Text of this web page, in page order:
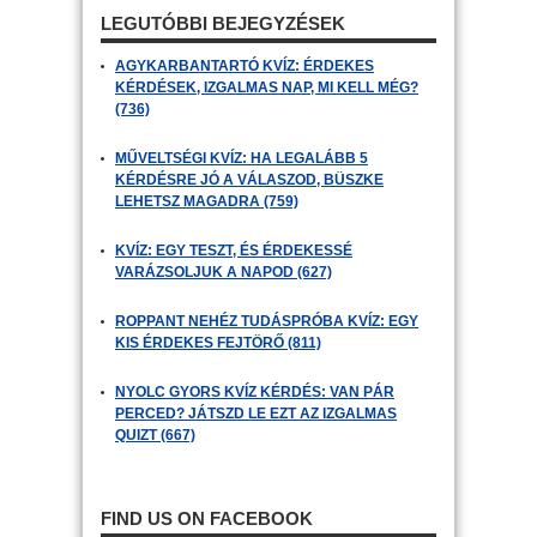
LEGUTÓBBI BEJEGYZÉSEK
AGYKARBANTARTÓ KVÍZ: ÉRDEKES
KÉRDÉSEK, IZGALMAS NAP, MI KELL MÉG?
(736)
MŰVELTSÉGI KVÍZ: HA LEGALÁBB 5
KÉRDÉSRE JÓ A VÁLASZOD, BÜSZKE
LEHETSZ MAGADRA (759)
KVÍZ: EGY TESZT, ÉS ÉRDEKESSÉ
VARÁZSOLJUK A NAPOD (627)
ROPPANT NEHÉZ TUDÁSPRÓBA KVÍZ: EGY
KIS ÉRDEKES FEJTÖRŐ (811)
NYOLC GYORS KVÍZ KÉRDÉS: VAN PÁR
PERCED? JÁTSZD LE EZT AZ IZGALMAS
QUIZT (667)
FIND US ON FACEBOOK